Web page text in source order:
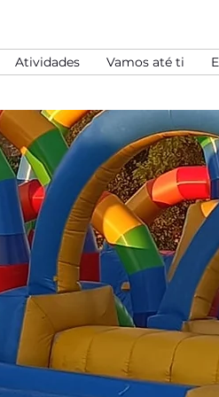
Atividades Vamos até ti